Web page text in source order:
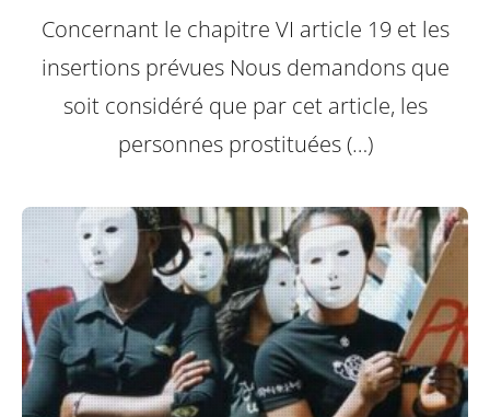
Concernant le chapitre VI article 19 et les
insertions prévues Nous demandons que
soit considéré que par cet article, les
personnes prostituées (…)